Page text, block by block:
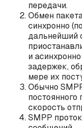
передачи.
Обмен
синхронно
дальнейший
и
задержек,
мере их
Обычно
скорость
SMPP